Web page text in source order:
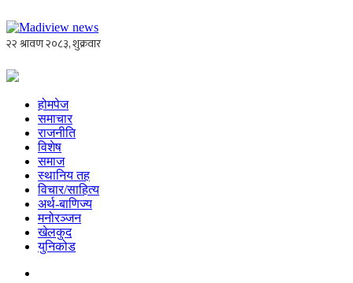
होमपेज
समाचार
राजनीति
विशेष
समाज
स्थानिय तह
विचार/साहित्य
अर्थ-बाणिज्य
मनोरञ्जन
खेलकुद
युनिकोड